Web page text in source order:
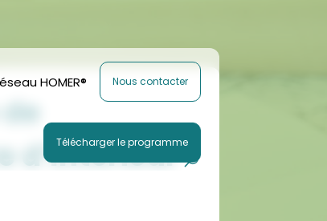
HOMER® Nous contacter
Télécharger le programme
d’Intérieur